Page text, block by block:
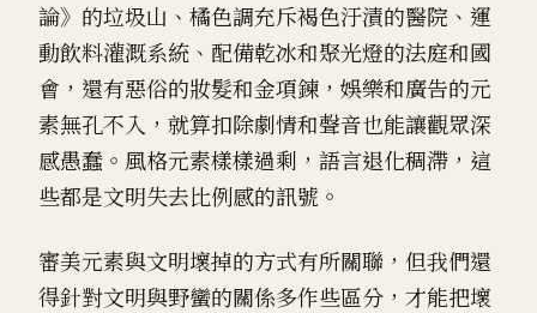
論》的垃圾山、橘色調充斥褐色汙漬的醫院、運
動飲料灌溉系統、配備乾冰和聚光燈的法庭和國
會，還有惡俗的妝髮和金項鍊，娛樂和廣告的元
素無孔不入，就算扣除劇情和聲音也能讓觀眾深
感愚蠢。風格元素樣樣過剩，語言退化稠滯，這
些都是文明失去比例感的訊號。
審美元素與文明壞掉的方式有所關聯，但我們還
得針對文明與野蠻的關係多作些區分，才能把壞